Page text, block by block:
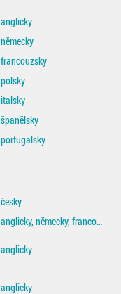
anglicky
německy
francouzsky
polsky
italsky
španělsky
portugalsky
česky
anglicky, německy, francouzsky
anglicky
anglicky